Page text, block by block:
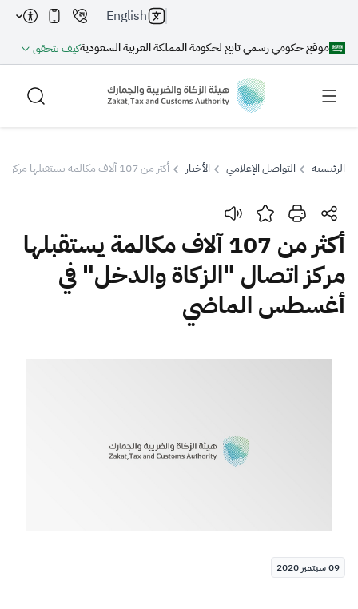
موقع حكومي رسمي تابع لحكومة المملكة العربية السعوديةكيف تتحقق
English
بحث
بحث بحث AI
الزكاة الجمارك
ضريبة القيمة المضافة
الرئيسية التواصل الإعلامي الأخبار أكثر من 107 آلاف مكالمة يستقبلها مركز اتصال "الزكاة والدخل" في أغسطس الماضي
أكثر من 107 آلاف مكالمة يستقبلها
مركز اتصال "الزكاة والدخل" في
أغسطس الماضي
09 سبتمبر 2020